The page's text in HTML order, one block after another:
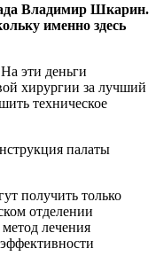
Владимир Шкарин.
именно здесь
эти деньги
хирургии за лучший
техническое
палаты
получить только
отделении
лечения